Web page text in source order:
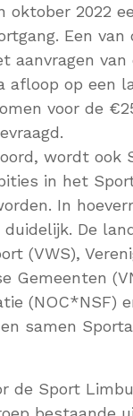
oktober 2022
Een van
van
afloop op een
voor de
wordt ook
in het
In
De
(VWS),
Gemeenten
(NOC*NSF)
samen
de Sport